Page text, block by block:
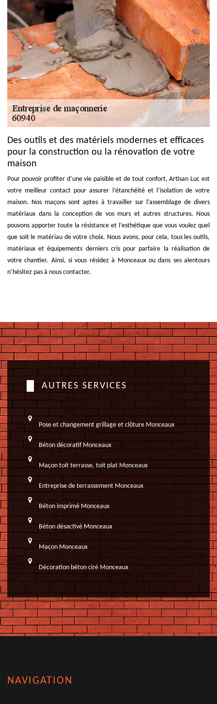
Des outils et des matériels modernes et efficaces
pour la construction ou la rénovation de votre
maison
Pour pouvoir profiter d’une vie paisible et de tout confort, Artisan Luc est
votre meilleur contact pour assurer l’étanchéité et l’isolation de votre
maison. Nos maçons sont aptes à travailler sur l’assemblage de divers
matériaux dans la conception de vos murs et autres structures. Nous
pouvons apporter toute la résistance et l’esthétique que vous voulez quel
que soit le matériau de votre choix. Nous avons, pour cela, tous les outils,
matériaux et équipements derniers cris pour parfaire la réalisation de
votre chantier. Ainsi, si vous résidez à Monceaux ou dans ses alentours
n’hésitez pas à nous contacter.
AUTRES SERVICES
Pose et changement grillage et clôture Monceaux
Béton décoratif Monceaux
Maçon toit terrasse, toit plat Monceaux
Entreprise de terrassement Monceaux
Béton imprimé Monceaux
Béton désactivé Monceaux
Maçon Monceaux
Décoration béton ciré Monceaux
NAVIGATION